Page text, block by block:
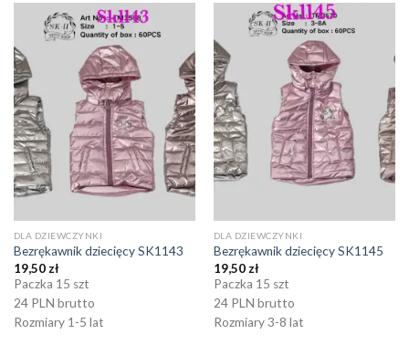
DLA DZIEWCZYNKI
Bezrękawnik dziecięcy SK1143
19,50 zł
Paczka 15 szt
24 PLN brutto
Rozmiary 1-5 lat
DLA DZIEWCZYNKI
Bezrękawnik dziecięcy SK1145
19,50 zł
Paczka 15 szt
24 PLN brutto
Rozmiary 3-8 lat